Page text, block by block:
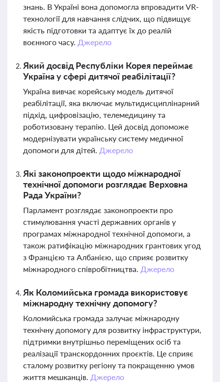
знань. В Україні вона допомогла впровадити VR-
технології для навчання слідчих, що підвищує
якість підготовки та адаптує їх до реалій
воєнного часу. Джерело
Який досвід Республіки Корея переймає
Україна у сфері дитячої реабілітації?
Україна вивчає корейську модель дитячої
реабілітації, яка включає мультидисциплінарний
підхід, цифровізацію, телемедицину та
роботизовану терапію. Цей досвід допоможе
модернізувати українську систему медичної
допомоги для дітей. Джерело
Які законопроекти щодо міжнародної
технічної допомоги розглядає Верховна
Рада України?
Парламент розглядає законопроекти про
стимулювання участі державних органів у
програмах міжнародної технічної допомоги, а
також ратифікацію міжнародних грантових угод
з Францією та Албанією, що сприяє розвитку
міжнародного співробітництва. Джерело
Як Коломийська громада використовує
міжнародну технічну допомогу?
Коломийська громада залучає міжнародну
технічну допомогу для розвитку інфраструктури,
підтримки внутрішньо переміщених осіб та
реалізації транскордонних проєктів. Це сприяє
сталому розвитку регіону та покращенню умов
життя мешканців. Джерело